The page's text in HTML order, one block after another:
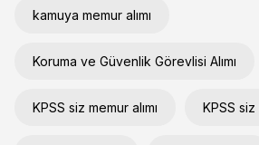
kamuya memur alımı
Koruma ve Güvenlik Görevlisi Alımı
KPSS siz memur alımı KPSS siz